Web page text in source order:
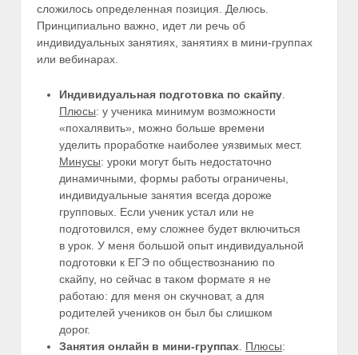
сложилось определенная позиция. Делюсь.
Принципиально важно, идет ли речь об
индивидуальных занятиях, занятиях в мини-группах
или вебинарах.
Индивидуальная подготовка по скайпу
Плюсы: у ученика минимум возможности
«похалявить», можно больше времени
уделить проработке наиболее уязвимых мест.
Минусы: уроки могут быть недостаточно
динамичными, формы работы ограничены,
индивидуальные занятия всегда дороже
групповых. Если ученик устал или не
подготовился, ему сложнее будет включиться
в урок. У меня большой опыт индивидуальной
подготовки к ЕГЭ по обществознанию по
скайпу, но сейчас в таком формате я не
работаю: для меня он скучноват, а для
родителей учеников он был бы слишком
дорог.
Занятия онлайн в мини-группах Плюсы: